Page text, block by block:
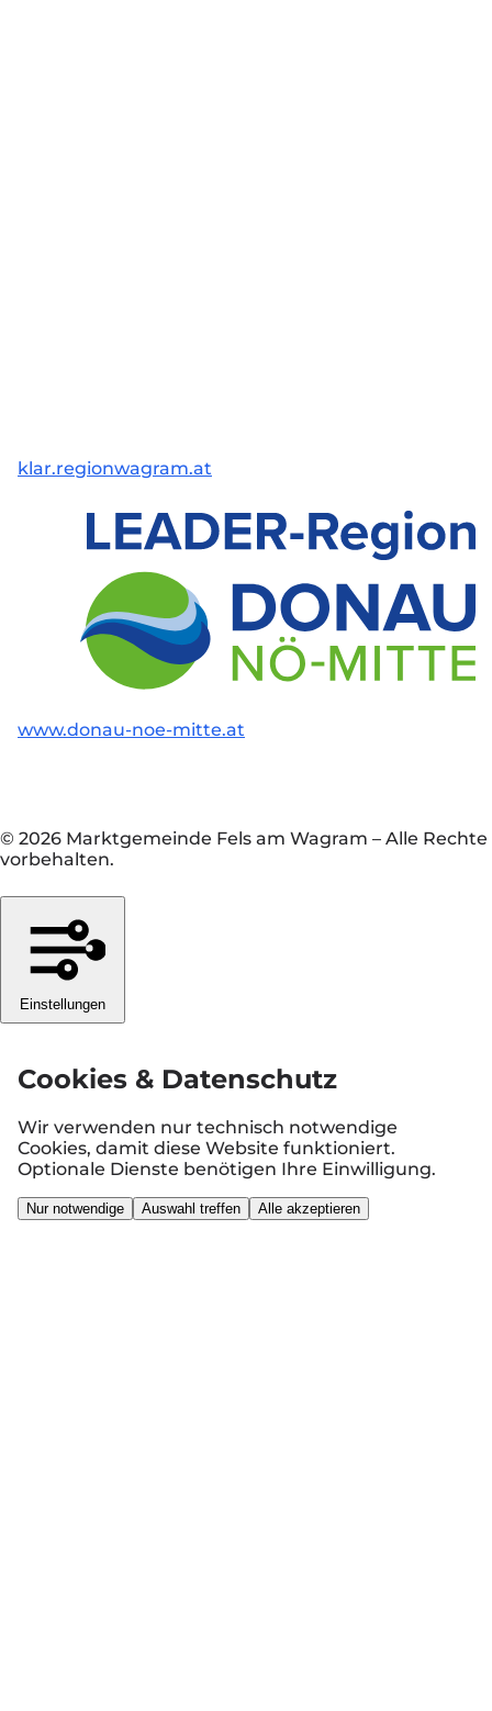
klar.regionwagram.at
www.donau-noe-mitte.at
© 2026 Marktgemeinde Fels am Wagram – Alle Rechte
vorbehalten.
Einstellungen
Cookies & Datenschutz
Wir verwenden nur technisch notwendige
Cookies, damit diese Website funktioniert.
Optionale Dienste benötigen Ihre Einwilligung.
Nur notwendige Auswahl treffen Alle akzeptieren